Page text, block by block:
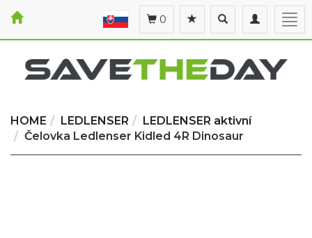
Toggle
navigation
Toggle
search
0
HOME LEDLENSER
LEDLENSER aktivní
Čelovka Ledlenser Kidled 4R Dinosaur